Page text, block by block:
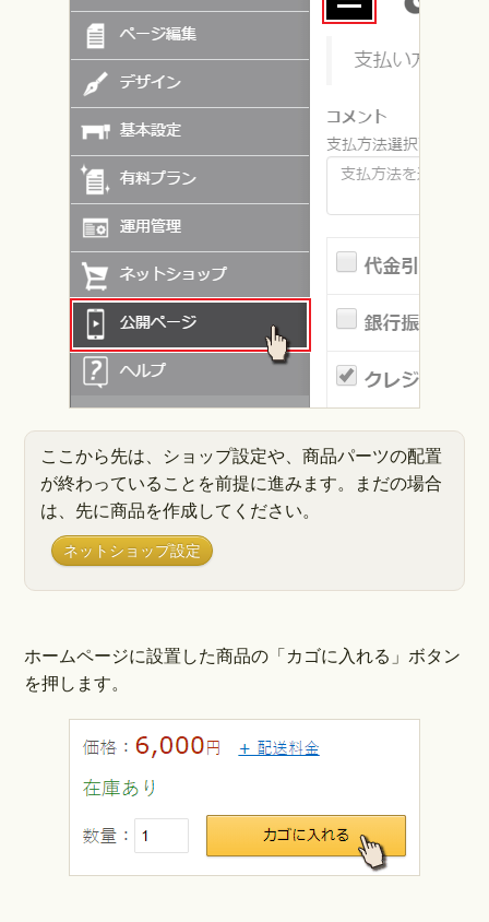
ここから先は、ショップ設定や、商品パーツの配置
が終わっていることを前提に進みます。まだの場合
は、先に商品を作成してください。
ネットショップ設定
ホームページに設置した商品の「カゴに入れる」ボタン
を押します。